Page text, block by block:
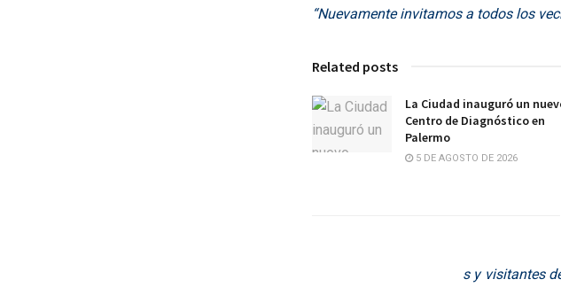
“Nuevamente invitamos a todos los
Related posts
La Ciudad inauguró un
Centro de Diagnóstico en
Palermo
5 DE AGOSTO DE 2026
s y visitantes